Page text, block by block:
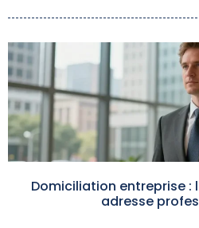
Domiciliation entreprise :
adresse